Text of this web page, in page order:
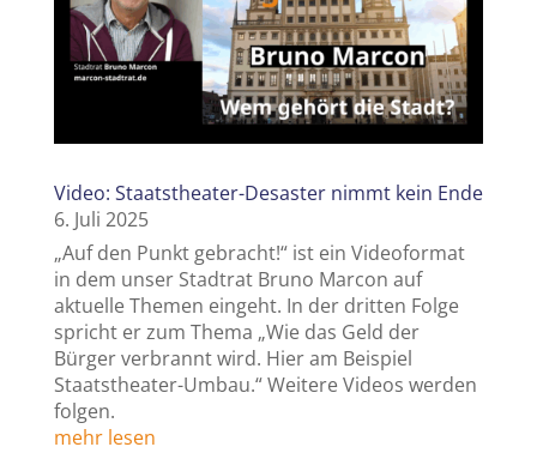
Video: Staatstheater-Desaster nimmt kein Ende
6. Juli 2025
„Auf den Punkt gebracht!“ ist ein Videoformat
in dem unser Stadtrat Bruno Marcon auf
aktuelle Themen eingeht. In der dritten Folge
spricht er zum Thema „Wie das Geld der
Bürger verbrannt wird. Hier am Beispiel
Staatstheater-Umbau.“ Weitere Videos werden
folgen.
mehr lesen